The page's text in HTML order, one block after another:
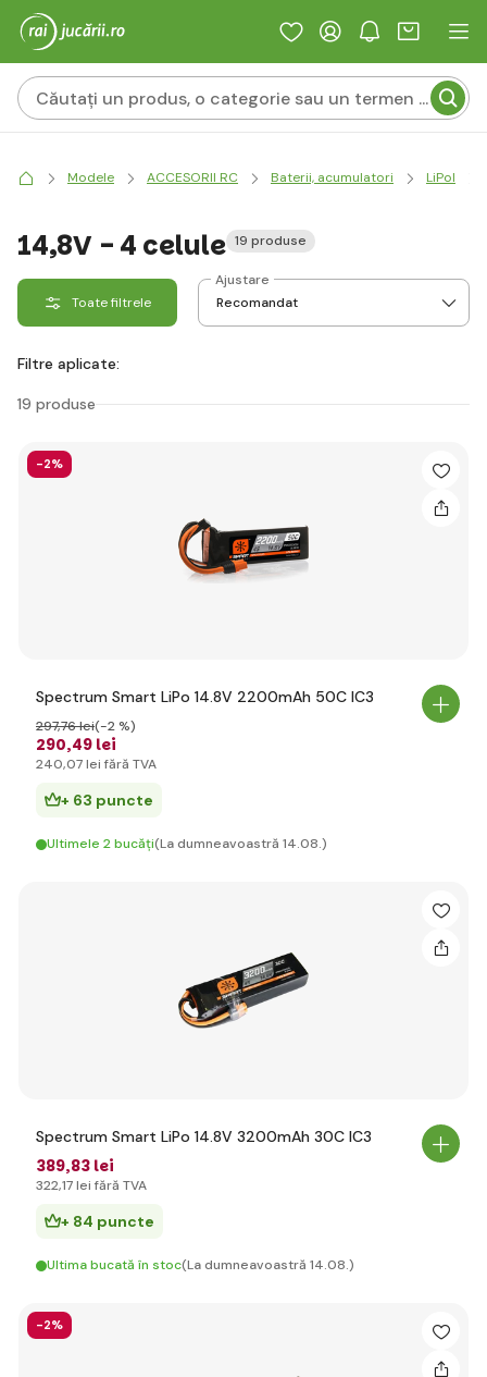
Modele ACCESORII RC Baterii, acumulatori LiPol
14,8V - 4 celule 19 produse
Toate filtrele
Ajustare
Filtre aplicate:
19 produse
-2%
Spectrum Smart LiPo 14.8V 2200mAh 50C IC3
290,49 lei
297,76 lei(-2 %)
240,07 lei fără TVA
+ 63 puncte
Ultimele 2 bucăți(La dumneavoastră 14.08.)
Spectrum Smart LiPo 14.8V 3200mAh 30C IC3
389,83 lei
322,17 lei fără TVA
+ 84 puncte
Ultima bucată în stoc(La dumneavoastră 14.08.)
-2%